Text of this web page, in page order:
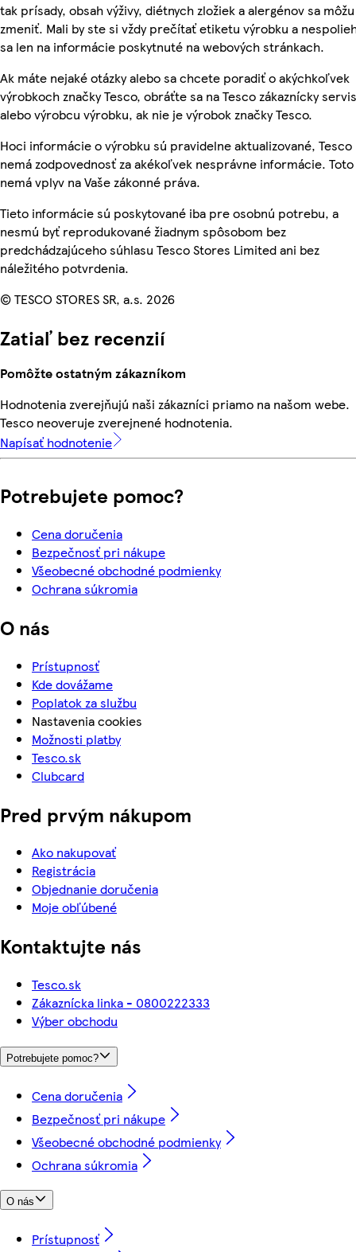
tak prísady, obsah výživy, diétnych zložiek a alergénov sa môžu
zmeniť. Mali by ste si vždy prečítať etiketu výrobku a
sa len na informácie poskytnuté na webových stránkach.
Ak máte nejaké otázky alebo sa chcete poradiť o akýchkoľvek
výrobkoch značky Tesco, obráťte sa na Tesco zákaznícky
alebo výrobcu výrobku, ak nie je výrobok značky Tesco.
Hoci informácie o výrobku sú pravidelne aktualizované, Tesco
nemá zodpovednosť za akékoľvek nesprávne informácie. Toto
nemá vplyv na Vaše zákonné práva.
Tieto informácie sú poskytované iba pre osobnú potrebu, a
nesmú byť reprodukované žiadnym spôsobom bez
predchádzajúceho súhlasu Tesco Stores Limited ani bez
náležitého potvrdenia.
© TESCO STORES SR, a.s. 2026
Zatiaľ bez recenzií
Pomôžte ostatným zákazníkom
Hodnotenia zverejňujú naši zákazníci priamo na našom webe.
Tesco neoveruje zverejnené hodnotenia.
Napísať hodnotenie
Potrebujete pomoc?
Cena doručenia
Bezpečnosť pri nákupe
Všeobecné obchodné podmienky
Ochrana súkromia
O nás
Prístupnosť
Kde dovážame
Poplatok za službu
Nastavenia cookies
Možnosti platby
Tesco.sk
Clubcard
Pred prvým nákupom
Ako nakupovať
Registrácia
Objednanie doručenia
Moje obľúbené
Kontaktujte nás
Tesco.sk
Zákaznícka linka - 0800222333
Výber obchodu
Potrebujete pomoc?
Cena doručenia
Bezpečnosť pri nákupe
Všeobecné obchodné podmienky
Ochrana súkromia
O nás
Prístupnosť